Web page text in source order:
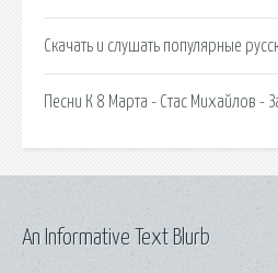
Скачать и слушать популярные
Песни К 8 Марта - Стас Михайлов -
An Informative Text Blurb